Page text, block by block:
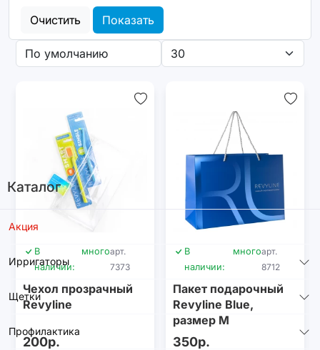
Каталог
Акция
Ирригаторы
Щетки
Профилактика
Очистить Показать
В
наличии:
многоарт.
7373
Чехол прозрачный
Revyline
200р.
В
наличии:
многоарт.
8712
Пакет подарочный
Revyline Blue,
размер M
350р.